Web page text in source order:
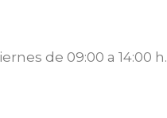
de 09:00 a 14:00 h.